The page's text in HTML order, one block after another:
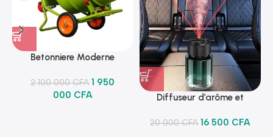
Betonniere Moderne
2 100 000CFA 1 950
000 CFA
Diffuseur d’arôme et
20 000CFA 16 500 CFA